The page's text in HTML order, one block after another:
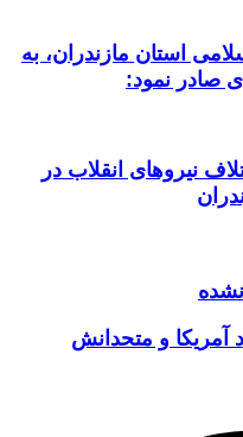
مازندران، به
انقلاب در
و متحدانش